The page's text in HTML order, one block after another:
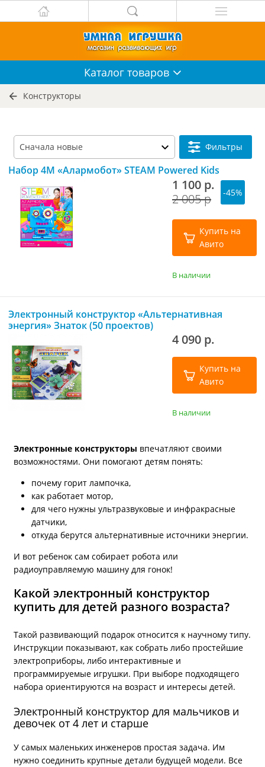
Каталог товаров
Конструкторы
Фильтры
Набор 4M «Алармобот» STEAM Powered Kids
1 100 р.
2 005 р
-45%
Купить на
Авито
В наличии
Электронный конструктор «Альтернативная
энергия» Знаток (50 проектов)
4 090 р.
Купить на
Авито
В наличии
Электронные конструкторы впечатляют своими
возможностями. Они помогают детям понять:
почему горит лампочка,
как работает мотор,
для чего нужны ультразвуковые и инфракрасные
датчики,
откуда берутся альтернативные источники энергии.
И вот ребенок сам собирает робота или
радиоуправляемую машину для гонок!
Какой электронный конструктор
купить для детей разного возраста?
Такой развивающий подарок относится к научному типу.
Инструкции показывают, как собрать либо простейшие
электроприборы, либо интерактивные и
программируемые игрушки. При выборе подходящего
набора ориентируются на возраст и интересы детей.
Электронный конструктор для мальчиков и
девочек от 4 лет и старше
У самых маленьких инженеров простая задача. Им
нужно соединить крупные детали будущей модели. Все